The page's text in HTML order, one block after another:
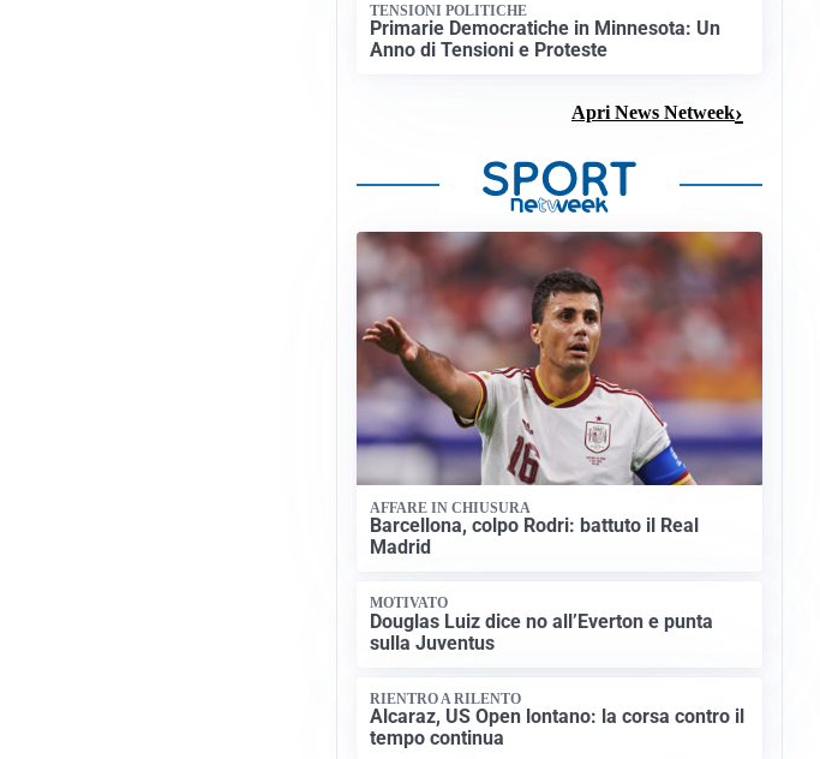
TENSIONI POLITICHE
Primarie Democratiche in Minnesota: Un
Anno di Tensioni e Proteste
Apri News Netweek
AFFARE IN CHIUSURA
Barcellona, colpo Rodri: battuto il Real
Madrid
MOTIVATO
Douglas Luiz dice no all’Everton e punta
sulla Juventus
RIENTRO A RILENTO
Alcaraz, US Open lontano: la corsa contro il
tempo continua